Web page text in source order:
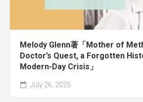
Melody Glenn著「Mother of
Doctor’s Quest, a Forgotten
Modern-Day Crisis」
July 26, 2025